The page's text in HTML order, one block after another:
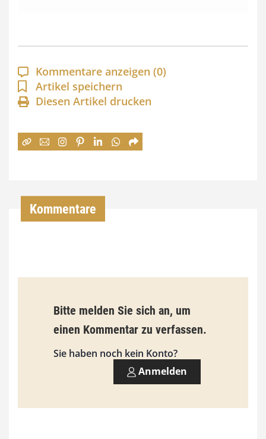
p
a
n
n
:
€
i
s
9
0
Kommentare anzeigen (0)
Artikel speichern
Diesen Artikel drucken
Kommentare
Bitte melden Sie sich an, um
einen Kommentar zu verfassen.
Sie haben noch kein Konto?
Anmelden